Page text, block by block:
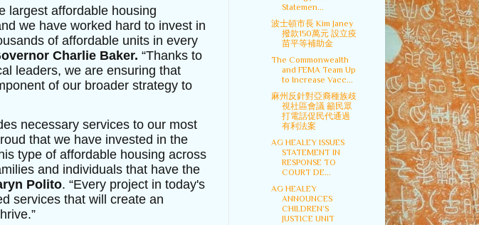
largest affordable housing
we have worked hard to invest in
of affordable units in every
Charlie Baker. “Thanks to
leaders, we are ensuring that
of our broader strategy to
necessary services to our most
that we have invested in the
type of affordable housing across
and individuals that have the
Polito. “Every project in today's
services that will create an
Statemen...
波士頓市長 Kim Janey
撥款150萬元 設立疫
苗平等補助金
The Commonwealth
and FEMA Team Up
to Increase Vacc...
麻州反針對亞裔種族歧
視社區會議 籲民眾
打電話促民代通過
有利法案
AG HEALEY ISSUES
STATEMENT IN
RESPONSE TO
COURT DE...
AG HEALEY
ANNOUNCES
CHILDREN’S
JUSTICE UNIT